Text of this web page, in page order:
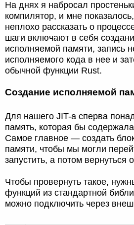
На днях я набросал
компилятор, и мне
неплохо рассказать о
шаги включают в себя
исполняемой памяти, запись
исполняемого кода в нее и
обычной функции Rust.
Создание исполняемой
Для нашего JIT-a сперва
память, которая бы
Самое главное — создать
памяти, чтобы мы могли
запустить, а потом вернуться
Чтобы провернуть такое,
функций из стандартной
можно подключить через